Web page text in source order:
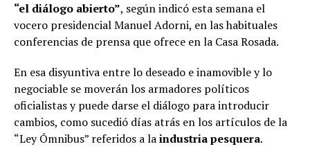
“el diálogo abierto”, según indicó esta semana el
vocero presidencial Manuel Adorni, en las habituales
conferencias de prensa que ofrece en la Casa Rosada.
En esa disyuntiva entre lo deseado e inamovible y lo
negociable se moverán los armadores políticos
oficialistas y puede darse el diálogo para introducir
cambios, como sucedió días atrás en los artículos de la
“Ley Ómnibus” referidos a laindustria pesquera.